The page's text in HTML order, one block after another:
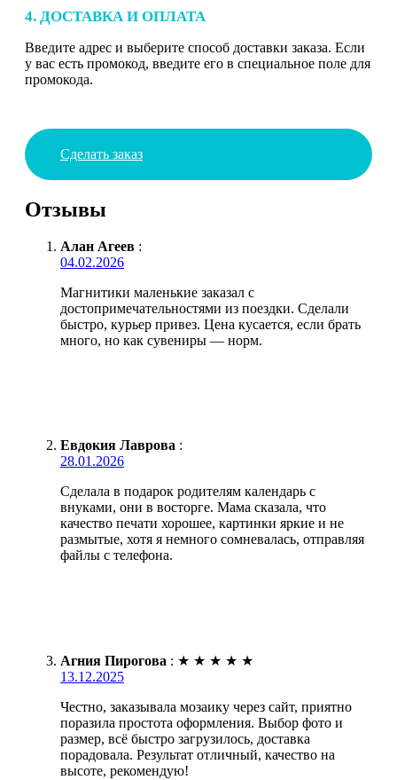
4. ДОСТАВКА И ОПЛАТА
Введите адрес и выберите способ доставки заказа. Если
у вас есть промокод, введите его в специальное поле для
промокода.
Сделать заказ
Отзывы
Алан Агеев :
04.02.2026
Магнитики маленькие заказал с
достопримечательностями из поездки. Сделали
быстро, курьер привез. Цена кусается, если брать
много, но как сувениры — норм.
Евдокия Лаврова :
28.01.2026
Сделала в подарок родителям календарь с
внуками, они в восторге. Мама сказала, что
качество печати хорошее, картинки яркие и не
размытые, хотя я немного сомневалась, отправляя
файлы с телефона.
Агния Пирогова : ★ ★ ★ ★ ★
13.12.2025
Честно, заказывала мозаику через сайт, приятно
поразила простота оформления. Выбор фото и
размер, всё быстро загрузилось, доставка
порадовала. Результат отличный, качество на
высоте, рекомендую!